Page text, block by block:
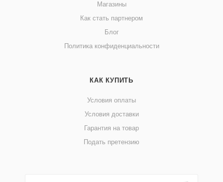
Магазины
Как стать партнером
Блог
Политика конфиденциальности
КАК КУПИТЬ
Условия оплаты
Условия доставки
Гарантия на товар
Подать претензию